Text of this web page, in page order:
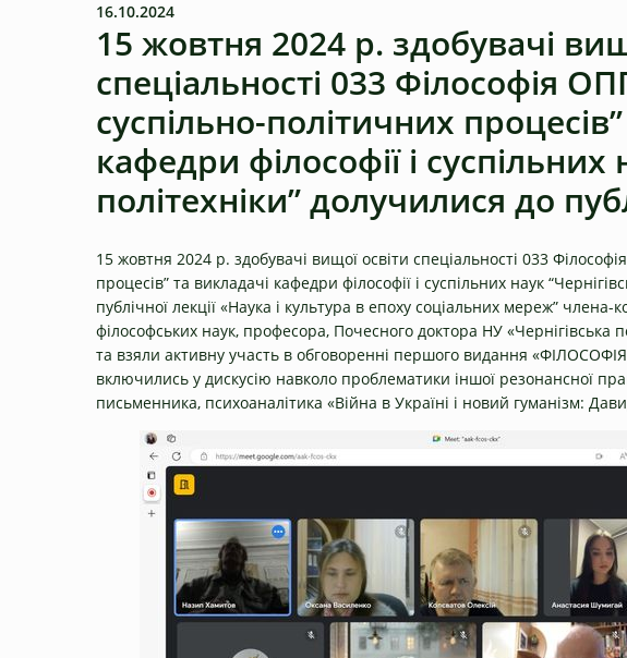
16.10.2024
15 жовтня 2024 р. здобувачі
спеціальності 033 Філософія
суспільно-політичних
кафедри філософії і суспільних
політехніки” долучилися до
15 жовтня 2024 р. здобувачі вищої освіти спеціальності 033
процесів” та викладачі кафедри філософії і суспільних наук
публічної лекції «Наука і культура в епоху соціальних мереж”
філософських наук, професора, Почесного доктора НУ «Чернігівська
та взяли активну участь в обговоренні першого видання
включились у дискусію навколо проблематики іншої резонансної
письменника, психоаналітика «Війна в Україні і новий гуманізм: